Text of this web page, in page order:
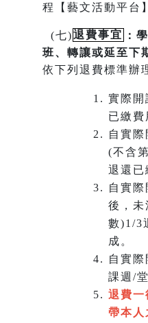
程【藝文活動平台
(七)退費事宜
：
班、 轉讓或延至下
依下列退費標準辦
實際開
已繳費
自實
(不含
退還已
自實
後，未
數)1/3
成。
自實
課週/
退費一
帶本人